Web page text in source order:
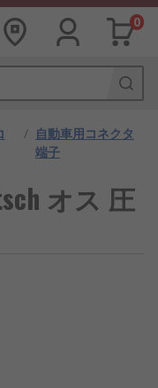
0
/ 自動車用コネクタ
端子
オス 圧